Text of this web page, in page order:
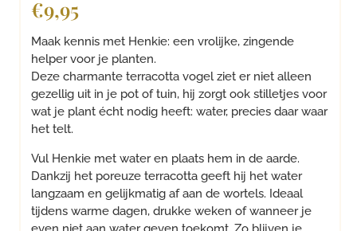
€9,95
Maak kennis met Henkie: een vrolijke, zingende
helper voor je planten.
Deze charmante terracotta vogel ziet er niet alleen
gezellig uit in je pot of tuin, hij zorgt ook stilletjes voor
wat je plant écht nodig heeft: water, precies daar waar
het telt.
Vul Henkie met water en plaats hem in de aarde.
Dankzij het poreuze terracotta geeft hij het water
langzaam en gelijkmatig af aan de wortels. Ideaal
tijdens warme dagen, drukke weken of wanneer je